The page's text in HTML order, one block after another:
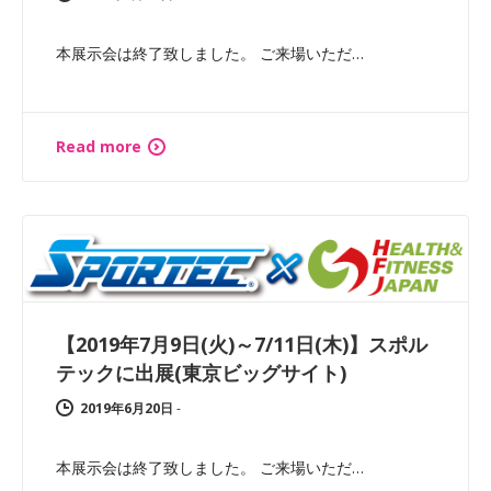
本展示会は終了致しました。 ご来場いただ…
Read more
【2019年7月9日(火)～7/11日(木)】スポル
テックに出展(東京ビッグサイト)
2019年6月20日 -
本展示会は終了致しました。 ご来場いただ…